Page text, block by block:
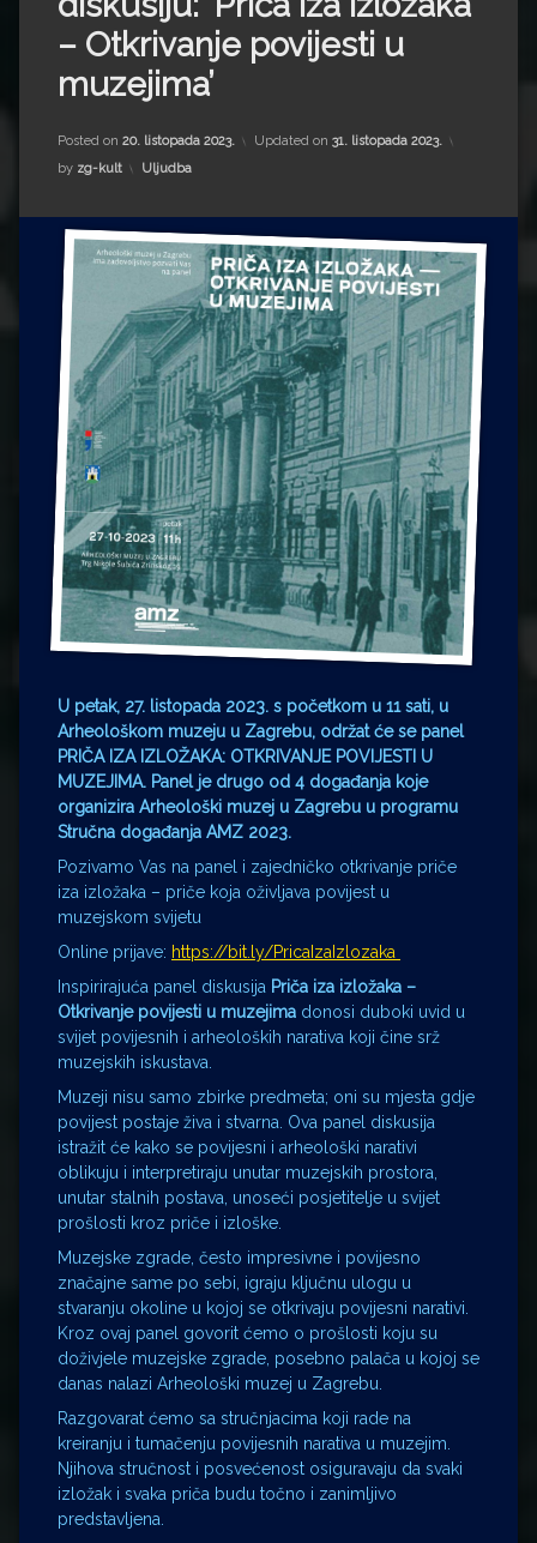
Impressum
Milenko Strižak
Drugi autori
Drugi autori
Ljiljana Lekanić-Kljaić
Željko Krznarić
Mario Lovreković
Miroslav Šantek
– Otkrivanje povijesti u
muzejima’
Posted on 20. listopada 2023. Updated on 31. listopada 2023.
by zg-kult Kategorije:
Uljudba
U petak, 27. listopada 2023. s početkom u 11 sati, u
Arheološkom muzeju u Zagrebu, održat će se panel
PRIČA IZA IZLOŽAKA: OTKRIVANJE POVIJESTI U
MUZEJIMA. Panel je drugo od 4 događanja koje
organizira Arheološki muzej u Zagrebu u programu
Stručna događanja AMZ 2023.
Pozivamo Vas na panel i zajedničko otkrivanje priče
iza izložaka – priče koja oživljava povijest u
muzejskom svijetu
Online prijave: https://bit.ly/PricaIzaIzlozaka
Inspirirajuća panel diskusija Priča iza izložaka –
Otkrivanje povijesti u muzejima donosi duboki uvid u
svijet povijesnih i arheoloških narativa koji čine srž
muzejskih iskustava.
Muzeji nisu samo zbirke predmeta; oni su mjesta gdje
povijest postaje živa i stvarna. Ova panel diskusija
istražit će kako se povijesni i arheološki narativi
oblikuju i interpretiraju unutar muzejskih prostora,
unutar stalnih postava, unoseći posjetitelje u svijet
prošlosti kroz priče i izloške.
Muzejske zgrade, često impresivne i povijesno
značajne same po sebi, igraju ključnu ulogu u
stvaranju okoline u kojoj se otkrivaju povijesni narativi.
Kroz ovaj panel govorit ćemo o prošlosti koju su
doživjele muzejske zgrade, posebno palača u kojoj se
danas nalazi Arheološki muzej u Zagrebu.
Razgovarat ćemo sa stručnjacima koji rade na
kreiranju i tumačenju povijesnih narativa u muzejim.
Njihova stručnost i posvećenost osiguravaju da svaki
izložak i svaka priča budu točno i zanimljivo
predstavljena.